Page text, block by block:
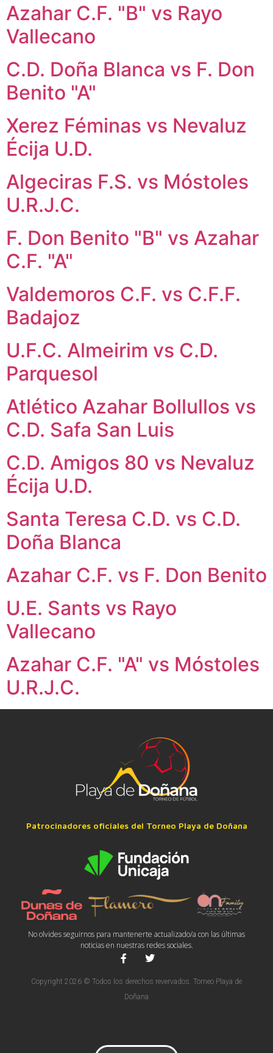
Azahar C.F. "B" vs Rayo
Vallecano
C.D. Doña Blanca vs F. Don
Benito "A"
Xerez Féminas vs Nevaluz
Écija U.D.
Algeciras F.S. vs Móstoles
U.R.J.C.
F. Don Benito "B" vs Azahar
C.F. "A"
Valdemoros C.F. vs C.F.F.
Badajoz
U.F.C. Almeirim vs C.D.
Parquesol
Atlético Azahar Bollullos vs
C.D. Safa San Luis
C.D. Amigos 80 vs Nevaluz
Écija U.D.
Santa Teresa C.D. vs C.D.
Doña Blanca
Azahar C.F. vs F. Don Benito
U.E. Sants vs Rayo
Vallecano
Azahar C.F. "A" vs Móstoles
U.R.J.C.
Patrocinadores oficiales del Torneo Playa de Doñana
No olvides seguirnos para mantenerte actualizado/a con las últimas
noticias en nuestras redes sociales.
Copyright 2026 © Todos los derechos revervados. Torneo Playa de
Doñana